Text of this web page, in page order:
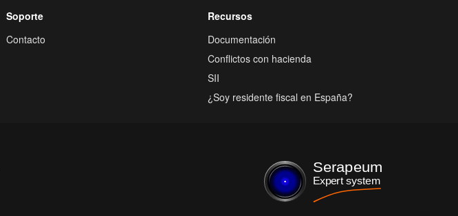
Soporte
Contacto
Recursos
Documentación
Conflictos con hacienda
SII
¿Soy residente fiscal en España?